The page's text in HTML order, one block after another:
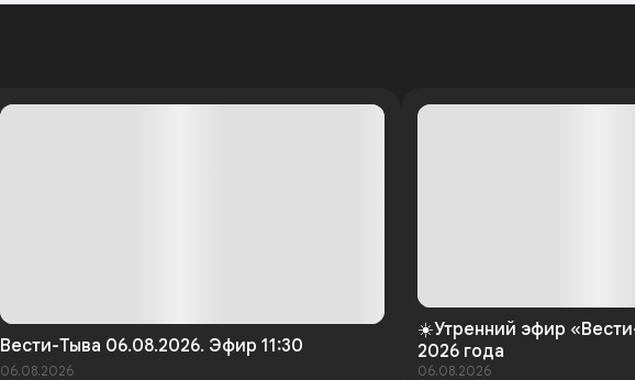
Вести-Тыва 06.08.2026. Эфир 11:30
06.08.2026
☀️Утренний эфир
2026 года
06.08.2026